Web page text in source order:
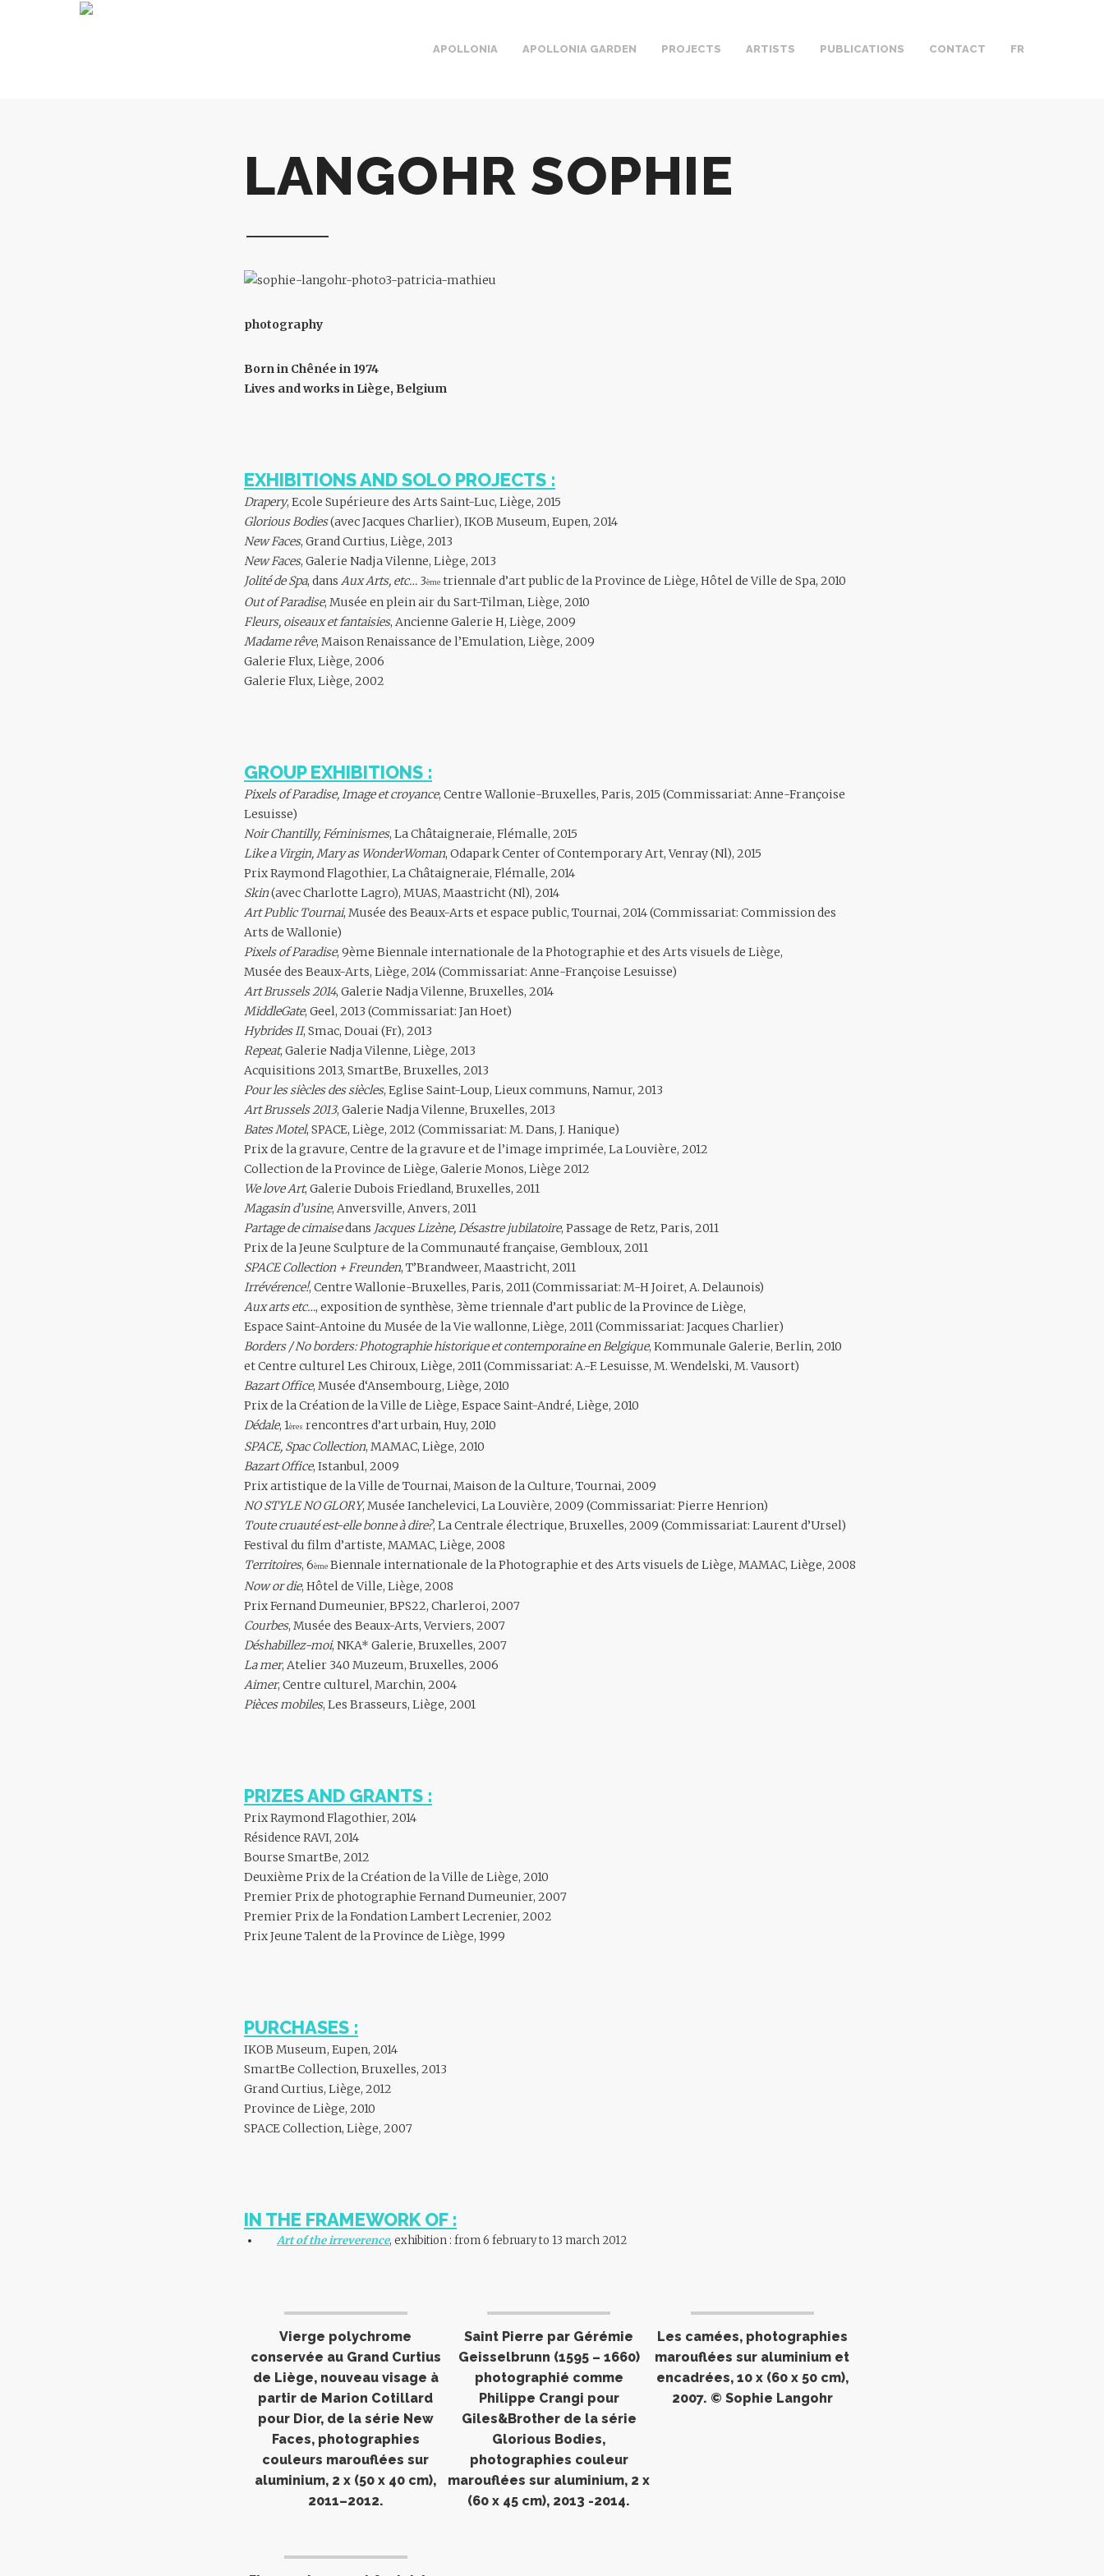
APOLLONIA APOLLONIA GARDEN PROJECTS ARTISTS PUBLICATIONS CONTACT FR
LANGOHR SOPHIE
photography
Born in Chênée in 1974
Lives and works in Liège, Belgium
EXHIBITIONS AND SOLO PROJECTS :
Drapery, Ecole Supérieure des Arts Saint-Luc, Liège, 2015
Glorious Bodies(avec Jacques Charlier), IKOB Museum, Eupen, 2014
New Faces, Grand Curtius, Liège, 2013
New Faces, Galerie Nadja Vilenne, Liège, 2013
Jolité de Spa, dans Aux Arts, etc… 3ème triennale d’art public de la Province de Liège, Hôtel de Ville de Spa, 2010
Out of Paradise, Musée en plein air du Sart-Tilman, Liège, 2010
Fleurs, oiseaux et fantaisies, Ancienne Galerie H, Liège, 2009
Madame rêve, Maison Renaissance de l’Emulation, Liège, 2009
Galerie Flux, Liège, 2006
Galerie Flux, Liège, 2002
GROUP EXHIBITIONS :
Pixels of Paradise, Image et croyance, Centre Wallonie-Bruxelles, Paris, 2015 (Commissariat: Anne-Françoise
Lesuisse)
Noir Chantilly, Féminismes, La Châtaigneraie, Flémalle, 2015
Like a Virgin, Mary as WonderWoman, Odapark Center of Contemporary Art, Venray (Nl), 2015
Prix Raymond Flagothier, La Châtaigneraie, Flémalle, 2014
Skin(avec Charlotte Lagro), MUAS, Maastricht (Nl), 2014
Art Public Tournai, Musée des Beaux-Arts et espace public, Tournai, 2014 (Commissariat: Commission des
Arts de Wallonie)
Pixels of Paradise, 9ème Biennale internationale de la Photographie et des Arts visuels de Liège,
Musée des Beaux-Arts, Liège, 2014 (Commissariat: Anne-Françoise Lesuisse)
Art Brussels 2014, Galerie Nadja Vilenne, Bruxelles, 2014
MiddleGate, Geel, 2013 (Commissariat: Jan Hoet)
Hybrides II, Smac, Douai (Fr), 2013
Repeat, Galerie Nadja Vilenne, Liège, 2013
Acquisitions 2013, SmartBe, Bruxelles, 2013
Pour les siècles des siècles, Eglise Saint-Loup, Lieux communs, Namur, 2013
Art Brussels 2013, Galerie Nadja Vilenne, Bruxelles, 2013
Bates Motel, SPACE, Liège, 2012 (Commissariat: M. Dans, J. Hanique)
Prix de la gravure, Centre de la gravure et de l’image imprimée, La Louvière, 2012
Collection de la Province de Liège, Galerie Monos, Liège 2012
We love Art, Galerie Dubois Friedland, Bruxelles, 2011
Magasin d’usine, Anversville, Anvers, 2011
Partage de cimaisedans Jacques Lizène, Désastre jubilatoire, Passage de Retz, Paris, 2011
Prix de la Jeune Sculpture de la Communauté française, Gembloux, 2011
SPACE Collection + Freunden, T’Brandweer, Maastricht, 2011
Irrévérence!, Centre Wallonie-Bruxelles, Paris, 2011 (Commissariat: M-H Joiret, A. Delaunois)
Aux arts etc…, exposition de synthèse, 3ème triennale d’art public de la Province de Liège,
Espace Saint-Antoine du Musée de la Vie wallonne, Liège, 2011 (Commissariat: Jacques Charlier)
Borders / No borders: Photographie historique et contemporaine en Belgique, Kommunale Galerie, Berlin, 2010
et Centre culturel Les Chiroux, Liège, 2011 (Commissariat: A.-F. Lesuisse, M. Wendelski, M. Vausort)
Bazart Office, Musée d‘Ansembourg, Liège, 2010
Prix de la Création de la Ville de Liège, Espace Saint-André, Liège, 2010
Dédale, 1ères rencontres d’art urbain, Huy, 2010
SPACE, Spac Collection, MAMAC, Liège, 2010
Bazart Office, Istanbul, 2009
Prix artistique de la Ville de Tournai, Maison de la Culture, Tournai, 2009
NO STYLE NO GLORY, Musée Ianchelevici, La Louvière, 2009 (Commissariat: Pierre Henrion)
Toute cruauté est-elle bonne à dire?, La Centrale électrique, Bruxelles, 2009 (Commissariat: Laurent d’Ursel)
Festival du film d’artiste, MAMAC, Liège, 2008
Territoires, 6ème Biennale internationale de la Photographie et des Arts visuels de Liège, MAMAC, Liège, 2008
Now or die, Hôtel de Ville, Liège, 2008
Prix Fernand Dumeunier, BPS22, Charleroi, 2007
Courbes, Musée des Beaux-Arts, Verviers, 2007
Déshabillez-moi, NKA* Galerie, Bruxelles, 2007
La mer, Atelier 340 Muzeum, Bruxelles, 2006
Aimer, Centre culturel, Marchin, 2004
Pièces mobiles, Les Brasseurs, Liège, 2001
PRIZES AND GRANTS :
Prix Raymond Flagothier, 2014
Résidence RAVI, 2014
Bourse SmartBe, 2012
Deuxième Prix de la Création de la Ville de Liège, 2010
Premier Prix de photographie Fernand Dumeunier, 2007
Premier Prix de la Fondation Lambert Lecrenier, 2002
Prix Jeune Talent de la Province de Liège, 1999
PURCHASES :
IKOB Museum, Eupen, 2014
SmartBe Collection, Bruxelles, 2013
Grand Curtius, Liège, 2012
Province de Liège, 2010
SPACE Collection, Liège, 2007
IN THE FRAMEWORK OF :
Art of the irreverence, exhibition : from 6 february to 13 march 2012
Vierge polychrome
conservée au Grand Curtius
de Liège, nouveau visage à
partir de Marion Cotillard
pour Dior, de la série New
Faces, photographies
couleurs marouflées sur
aluminium, 2 x (50 x 40 cm),
2011–2012.
Saint Pierre par Gérémie
Geisselbrunn (1595 – 1660)
photographié comme
Philippe Crangi pour
Giles&Brother de la série
Glorious Bodies,
photographies couleur
marouflées sur aluminium, 2 x
(60 x 45 cm), 2013 -2014.
Les camées, photographies
marouflées sur aluminium et
encadrées, 10 x (60 x 50 cm),
2007. © Sophie Langohr